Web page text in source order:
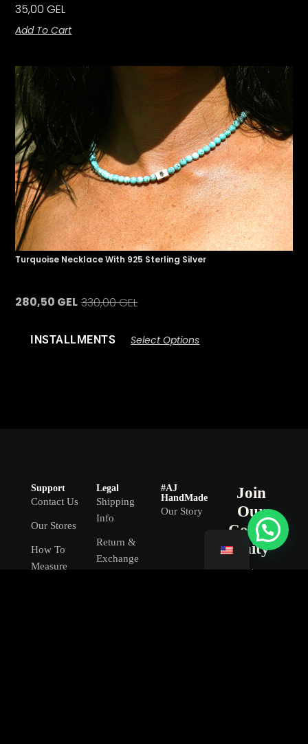
35,00GEL
Add To Cart
Turquoise Necklace With 925 Sterling Silver
330,00GEL
280,50 GEL
INSTALLMENTS Select Options
Support
Contact Us
Our Stores
How To
Measure
Legal
Shipping
Info
Return &
Exchange
#AJ
HandMade
Our Story
Join
Our
Comm
unity
New designs,